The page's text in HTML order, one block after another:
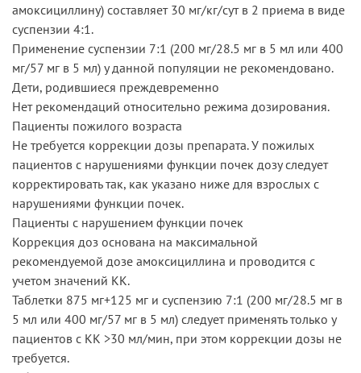
амоксициллину) составляет 30 мг/кг/сут в 2 приема в виде
суспензии 4:1.
Применение суспензии 7:1 (200 мг/28.5 мг в 5 мл или 400
мг/57 мг в 5 мл) у данной популяции не рекомендовано.
Дети, родившиеся преждевременно
Нет рекомендаций относительно режима дозирования.
Пациенты пожилого возраста
Не требуется коррекции дозы препарата. У пожилых
пациентов с нарушениями функции почек дозу следует
корректировать так, как указано ниже для взрослых с
нарушениями функции почек.
Пациенты с нарушением функции почек
Коррекция доз основана на максимальной
рекомендуемой дозе амоксициллина и проводится с
учетом значений КК.
Таблетки 875 мг+125 мг и суспензию 7:1 (200 мг/28.5 мг в
5 мл или 400 мг/57 мг в 5 мл) следует применять только у
пациентов с КК >30 мл/мин, при этом коррекции дозы не
требуется.